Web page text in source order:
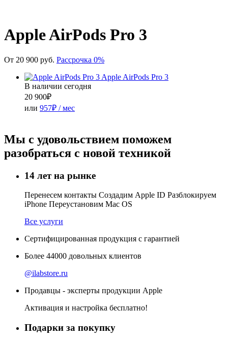
Apple AirPods Pro 3
От 20 900 руб. Рассрочка 0%
Apple AirPods Pro 3
В наличии сегодня
20 900₽
или 957₽ / мес
Мы с удовольствием поможем
разобраться с новой техникой
14 лет на рынке
Перенесем контакты Создадим Apple ID Разблокируем
iPhone Переустановим Mac OS
Все услуги
Сертифицированная продукция с гарантией
Более 44000 довольных клиентов
@ilabstore.ru
Продавцы - эксперты продукции Apple
Активация и настройка бесплатно!
Подарки за покупку